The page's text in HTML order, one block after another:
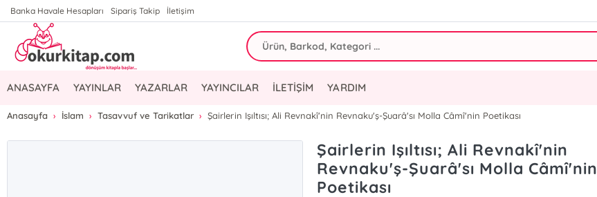
Banka Havale Hesapları Sipariş Takip İletişim
ANASAYFA YAYINLAR YAZARLAR YAYINCILAR İLETİŞİM YARDIM
Anasayfa İslam Tasavvuf ve Tarikatlar Şairlerin Işıltısı; Ali Revnakî'nin Revnaku'ş-Şuarâ'sı Molla Câmî'nin Poetikası
Şairlerin Işıltısı; Ali Revnakî'nin
Revnaku'ş-Şuarâ'sı Molla Câmî'nin
Poetikası